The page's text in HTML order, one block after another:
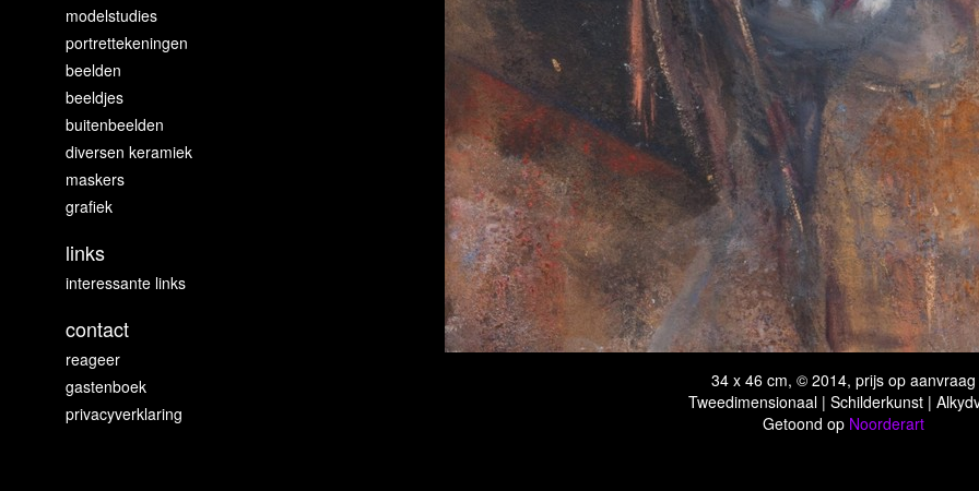
34 x 46 cm, © 2014, prijs op aanvraag
Tweedimensionaal | Schilderkunst |
Getoond op Noorderart
modelstudies
portrettekeningen
beelden
beeldjes
buitenbeelden
diversen keramiek
maskers
grafiek
links
interessante links
contact
reageer
gastenboek
privacyverklaring